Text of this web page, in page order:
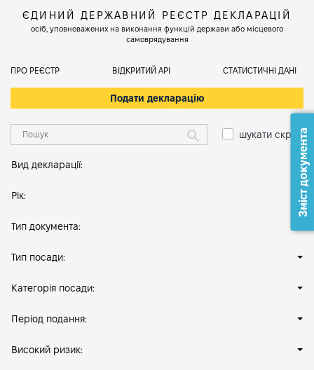
ЄДИНИЙ ДЕРЖАВНИЙ РЕЄСТР ДЕКЛАРАЦІЙ
осіб, уповноважених на виконання функцій держави або місцевого
самоврядування
ПРО РЕЄСТР ВІДКРИТИЙ АРІ СТАТИСТИЧНІ ДАНІ
Подати декларацію
шукати скрізь
Вид декларації:
Рік:
Тип документа:
Тип посади:
Категорія посади:
Період подання:
Високий ризик:
Зміст документа